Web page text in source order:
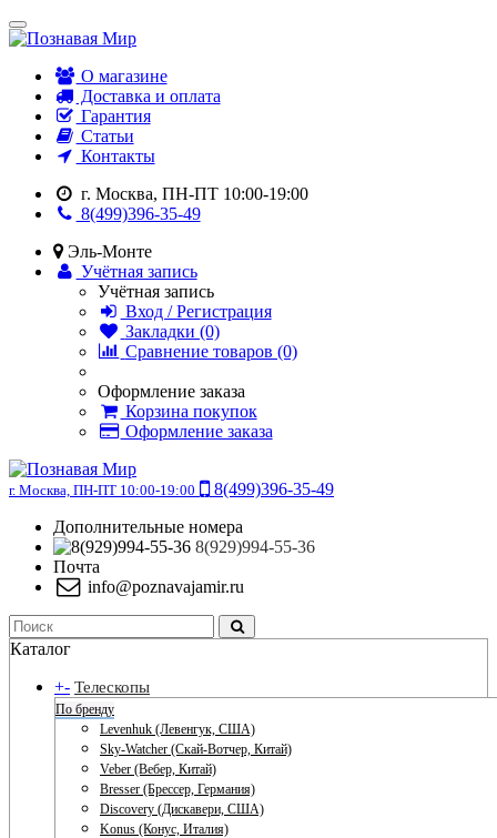
О магазине
Доставка и оплата
Гарантия
Статьи
Контакты
г. Москва, ПН-ПТ 10:00-19:00
8(499)396-35-49
Эль-Монте
Учётная запись
Учётная запись
Вход / Регистрация
Закладки (0)
Сравнение товаров (0)
Оформление заказа
Корзина покупок
Оформление заказа
г. Москва, ПН-ПТ 10:00-19:00
8(499)396-35-49
Дополнительные номера
8(929)994-55-36
Почта
info@poznavajamir.ru
Каталог
+- Телескопы
По бренду
Levenhuk (Левенгук, США)
Sky-Watcher (Скай-Вотчер, Китай)
Veber (Вебер, Китай)
Bresser (Брессер, Германия)
Discovery (Дискавери, США)
Konus (Конус, Италия)